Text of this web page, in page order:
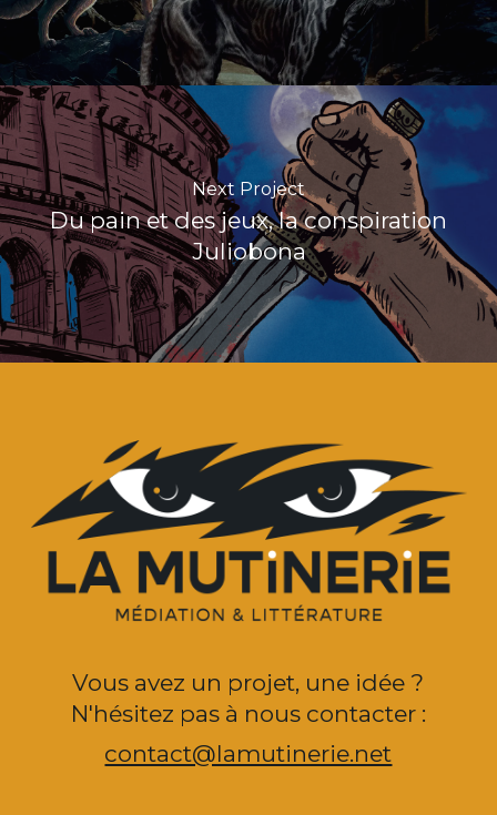
Next Project
Du pain et des jeux, la conspiration
Juliobona
Vous avez un projet, une idée ?
N'hésitez pas à nous contacter :
contact@lamutinerie.net